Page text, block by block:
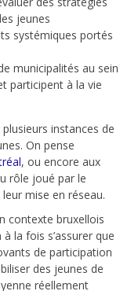
jeunes
systémiques portés
municipalités au sein
participent à la vie
instances de
On pense
, ou encore aux
rôle joué par le
leur mise en réseau.
contexte bruxellois
la fois s’assurer que
de participation
des jeunes de
réellement